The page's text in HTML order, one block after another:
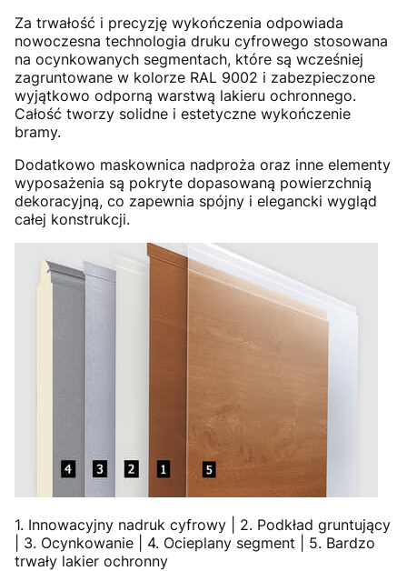
Za trwałość i precyzję wykończenia odpowiada
nowoczesna technologia druku cyfrowego stosowana
na ocynkowanych segmentach, które są wcześniej
zagruntowane w kolorze RAL 9002 i zabezpieczone
wyjątkowo odporną warstwą lakieru ochronnego.
Całość tworzy solidne i estetyczne wykończenie
bramy.
Dodatkowo maskownica nadproża oraz inne elementy
wyposażenia są pokryte dopasowaną powierzchnią
dekoracyjną, co zapewnia spójny i elegancki wygląd
całej konstrukcji.
1. Innowacyjny nadruk cyfrowy | 2. Podkład gruntujący
| 3. Ocynkowanie | 4. Ocieplany segment | 5. Bardzo
trwały lakier ochronny